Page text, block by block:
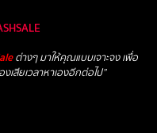
ต่างๆ มาให้คุณแบบเจาะจง เพื่อ
สียเวลาหาเองอีกต่อไป”